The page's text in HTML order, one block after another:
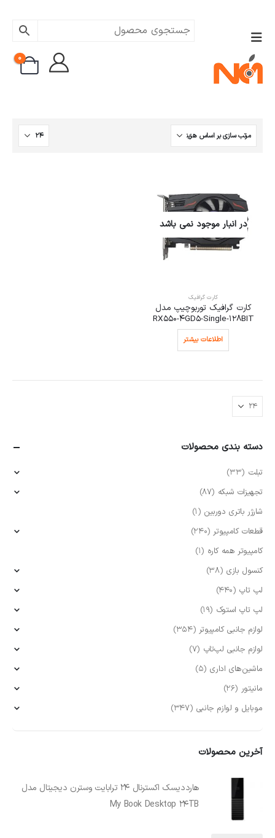
0
در انبار موجود نمی باشد
کارت گرافیک
کارت گرافیک توربوچیپ مدل
RX550-4GD5-Single-128BIT
اطلاعات بیشتر
دسته بندی محصولات
تبلت (33)
تجهیزات شبکه (87)
شارژر باتری دوربین (1)
قطعات کامپیوتر (240)
کامپیوتر همه کاره (1)
کنسول بازی (38)
لپ تاپ (440)
لپ تاپ استوک (19)
لوازم جانبی کامپیوتر (354)
لوازم جانبی لپ‌تاپ (7)
ماشین‌های اداری (5)
مانیتور (26)
موبایل و لوازم جانبی (347)
آخرین محصولات
هارددیسک اکسترنال 24 ترابایت وسترن دیجیتال مدل
My Book Desktop 24TB